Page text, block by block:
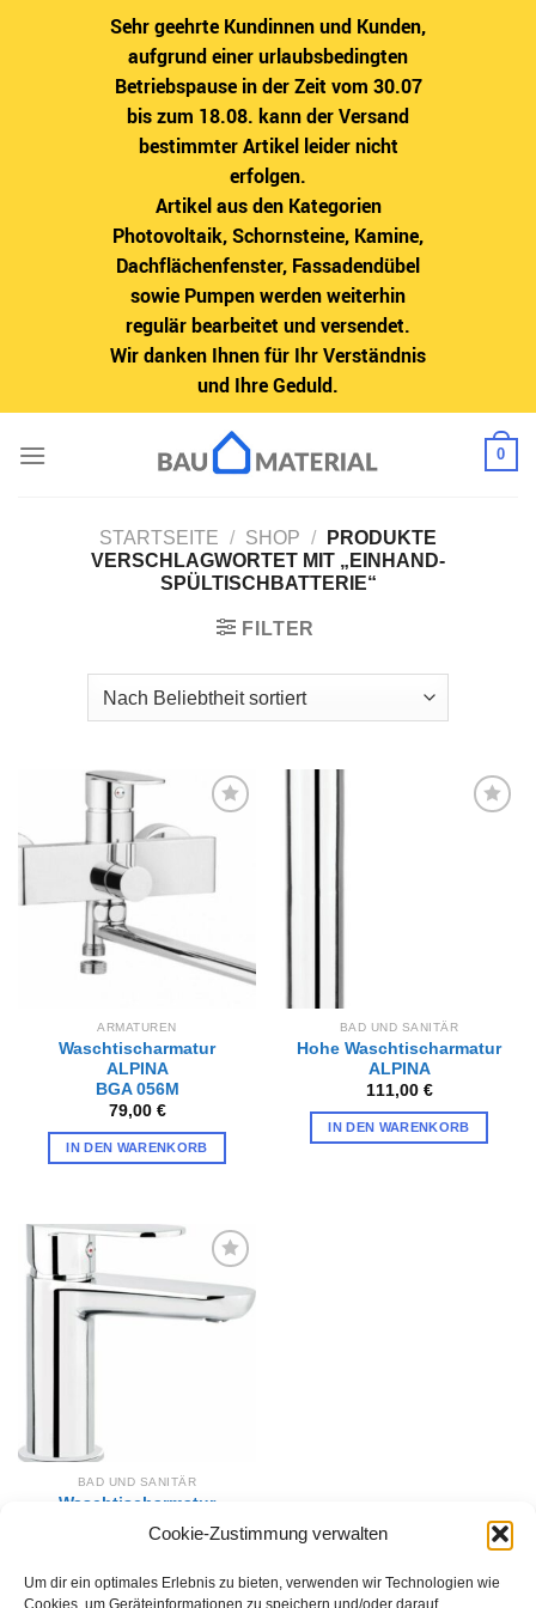
Sehr geehrte Kundinnen und Kunden,
aufgrund einer urlaubsbedingten
Betriebspause in der Zeit vom 30.07
bis zum 18.08. kann der Versand
bestimmter Artikel leider nicht
erfolgen.
Artikel aus den Kategorien
Photovoltaik, Schornsteine, Kamine,
Dachflächenfenster, Fassadendübel
sowie Pumpen werden weiterhin
regulär bearbeitet und versendet.
Wir danken Ihnen für Ihr Verständnis
und Ihre Geduld.
Cookie-Zustimmung verwalten
Um dir ein optimales Erlebnis zu bieten, verwenden wir Technologien wie
Inhalt
0
STARTSEITE / SHOP /
PRODUKTE
VERSCHLAGWORTET MIT „EINHAND-
SPÜLTISCHBATTERIE“
FILTER
ARMATUREN
Waschtischarmatur
ALPINA
BGA 056M
79,00 €
IN DEN WARENKORB
BAD UND SANITÄR
Hohe Waschtischarmatur
ALPINA
111,00 €
IN DEN WARENKORB
Zur
Wunschliste
hinzufügen
BAD UND SANITÄR
Waschtischarmatur
ALPINA
BGA 021M
IN DEN WARENKORB